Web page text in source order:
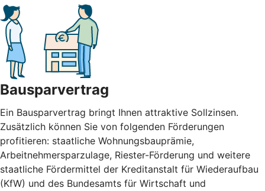
Bausparvertrag
Ein Bausparvertrag bringt Ihnen attraktive Sollzinsen.
Zusätzlich können Sie von folgenden Förderungen
profitieren: staatliche Wohnungsbauprämie,
Arbeitnehmersparzulage, Riester-Förderung und weitere
staatliche Fördermittel der Kreditanstalt für Wiederaufbau
(KfW) und des Bundesamts für Wirtschaft und